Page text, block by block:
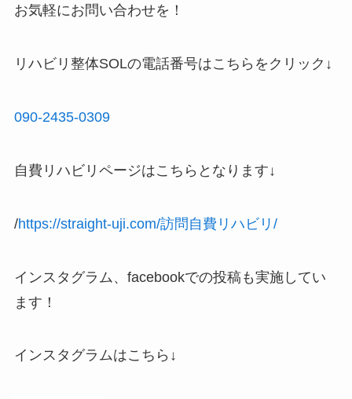
お気軽にお問い合わせを！
リハビリ整体SOLの電話番号はこちらをクリック↓
090-2435-0309
自費リハビリページはこちらとなります↓
/https://straight-uji.com/訪問自費リハビリ/
インスタグラム、facebookでの投稿も実施してい
ます！
インスタグラムはこちら↓